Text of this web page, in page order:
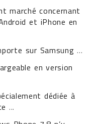
marché concernant
et iPhone en
sur Samsung ...
en version
dédiée à
...